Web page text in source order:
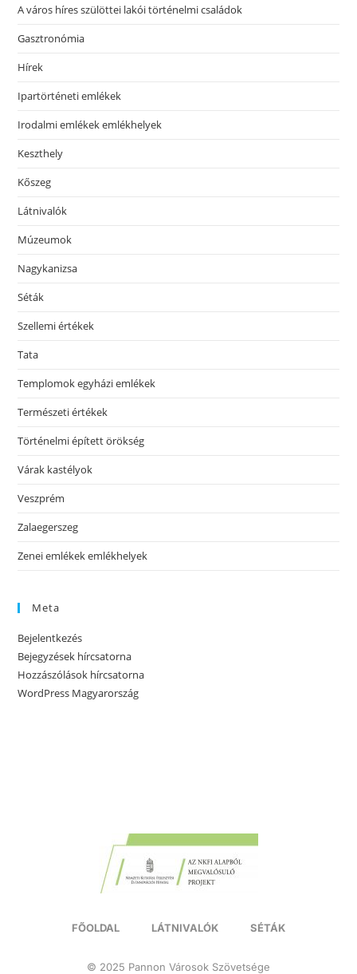
A város híres szülöttei lakói történelmi családok
Gasztronómia
Hírek
Ipartörténeti emlékek
Irodalmi emlékek emlékhelyek
Keszthely
Kőszeg
Látnivalók
Múzeumok
Nagykanizsa
Séták
Szellemi értékek
Tata
Templomok egyházi emlékek
Természeti értékek
Történelmi épített örökség
Várak kastélyok
Veszprém
Zalaegerszeg
Zenei emlékek emlékhelyek
Meta
Bejelentkezés
Bejegyzések hírcsatorna
Hozzászólások hírcsatorna
WordPress Magyarország
FŐOLDAL LÁTNIVALÓK SÉTÁK
© 2025 Pannon Városok Szövetsége